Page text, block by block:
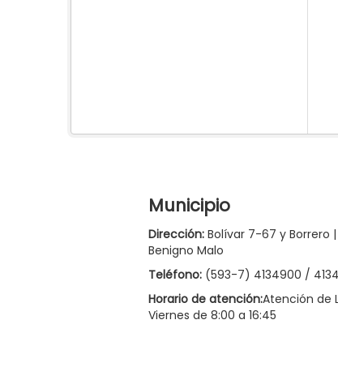
Municipio
Dirección: Bolívar 7-67 y Borrero
Benigno Malo
Teléfono: (593-7) 4134900 /
Horario de atención:Atención de
Viernes de 8:00 a 16:45